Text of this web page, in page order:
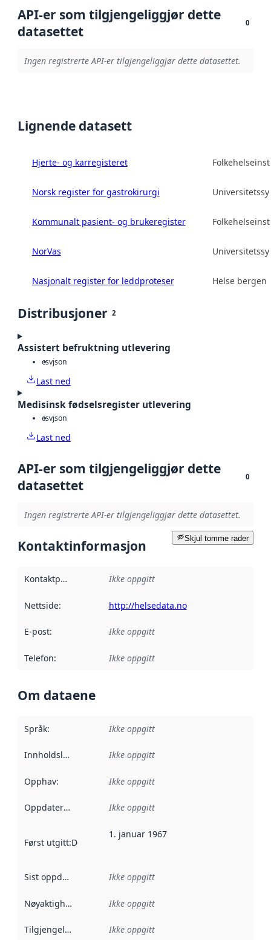
API-er som tilgjengeliggjør dette
datasettet
0
Ingen registrerte API-er tilgjengeliggjør dette datasettet.
Lignende datasett
Hjerte- og karregisteret
Norsk register for gastrokirurgi
Kommunalt pasient- og brukeregister
NorVas
Nasjonalt register for leddproteser Helse bergen
Distribusjoner 2
Assistert befruktning utlevering
csvjson
Last ned
Medisinsk fødselsregister utlevering
csvjson
Last ned
API-er som tilgjengeliggjør dette
datasettet
0
Ingen registrerte API-er tilgjengeliggjør dette datasettet.
Skjul tomme rader
Kontaktinformasjon
Kontaktpunkt Ikke oppgitt
Nettside: http://helsedata.no
E-post: Ikke oppgitt
Telefon: Ikke oppgitt
Om dataene
Språk: Ikke oppgitt
Innholdsleverandører :
Ikke oppgitt
Opphav: Ikke oppgitt
Oppdateringsfrekvens :
Ikke oppgitt
Først utgitt:Denne datoen sier når dataene i dette
1. januar 1967
Sist oppdatert Ikke oppgitt
Nøyaktighet Ikke oppgitt
Tilgjengelighet Ikke oppgitt